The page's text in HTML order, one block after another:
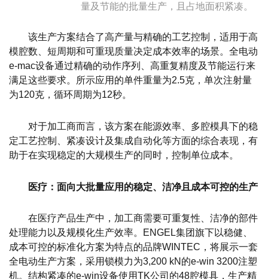
量及节能的批量生产，且占地面积紧凑。
该生产方案结合了高产量与精确的工艺控制，适用于高
模腔数、短周期和可重现质量决定成本效率的场景。全电动
e-mac设备通过精确的动作序列、高重复精度及节能运行来
满足这些要求。所示应用的单件重量为2.5克，单次注射量
为120克，循环周期为12秒。
对于加工商而言，该方案在能源效率、多腔模具下的稳
定工艺控制、紧凑设计及集成自动化等方面的综合表现，有
助于在实现稳定的大规模生产的同时，控制单位成本。
医疗：面向大批量应用的稳定、洁净且成本可控的生产
在医疗产品生产中，加工商需要可重复性、洁净的部件
处理能力以及规模化生产效率。ENGEL集团旗下以稳健、
成本可控的标准化方案为特点的品牌WINTEC，将展示一套
全电动生产方案，采用锁模力为3,200 kN的e-win 3200注塑
机。结构紧凑的e-win设备使用TK公司的48腔模具，生产精